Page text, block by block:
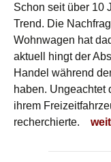
Schon seit über 10
Trend. Die
Wohnwagen hat
aktuell hingt der
Handel während
haben. Ungeachtet
ihrem
recherchierte.